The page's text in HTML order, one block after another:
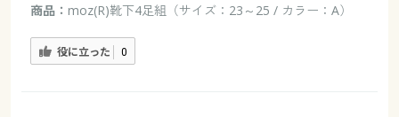
商品： moz(R)靴下4足組（サイズ：23～25 / カラー：A）
役に立った 0